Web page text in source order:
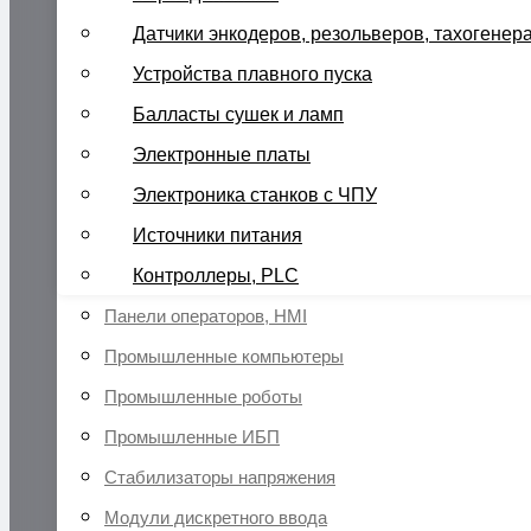
Датчики энкодеров, резольверов,
Устройства плавного пуска
Балласты сушек и ламп
Электронные платы
Электроника станков с ЧПУ
Источники питания
Контроллеры, PLC
Панели операторов, HMI
Промышленные компьютеры
Промышленные роботы
Промышленные ИБП
Стабилизаторы напряжения
Модули дискретного ввода